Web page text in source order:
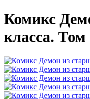
Комикс
класса. Том